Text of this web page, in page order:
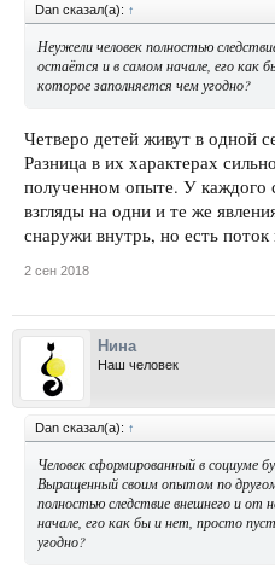
Dan сказал(а): ↑
Неужели человек полностью
остаётся и в самом начале, его как
которое заполняется чем угодно?
Четверо детей живут в одной
Разница в их характерах
полученном опыте. У каждого
взгляды на одни и те же
снаружи внутрь, но есть
2 сен 2018
Нина
Наш человек
Dan сказал(а): ↑
Человек сформированный в социуме
Выращенный своим опытом по
полностью следствие внешнего и от
начале, его как бы и нет, просто
угодно?